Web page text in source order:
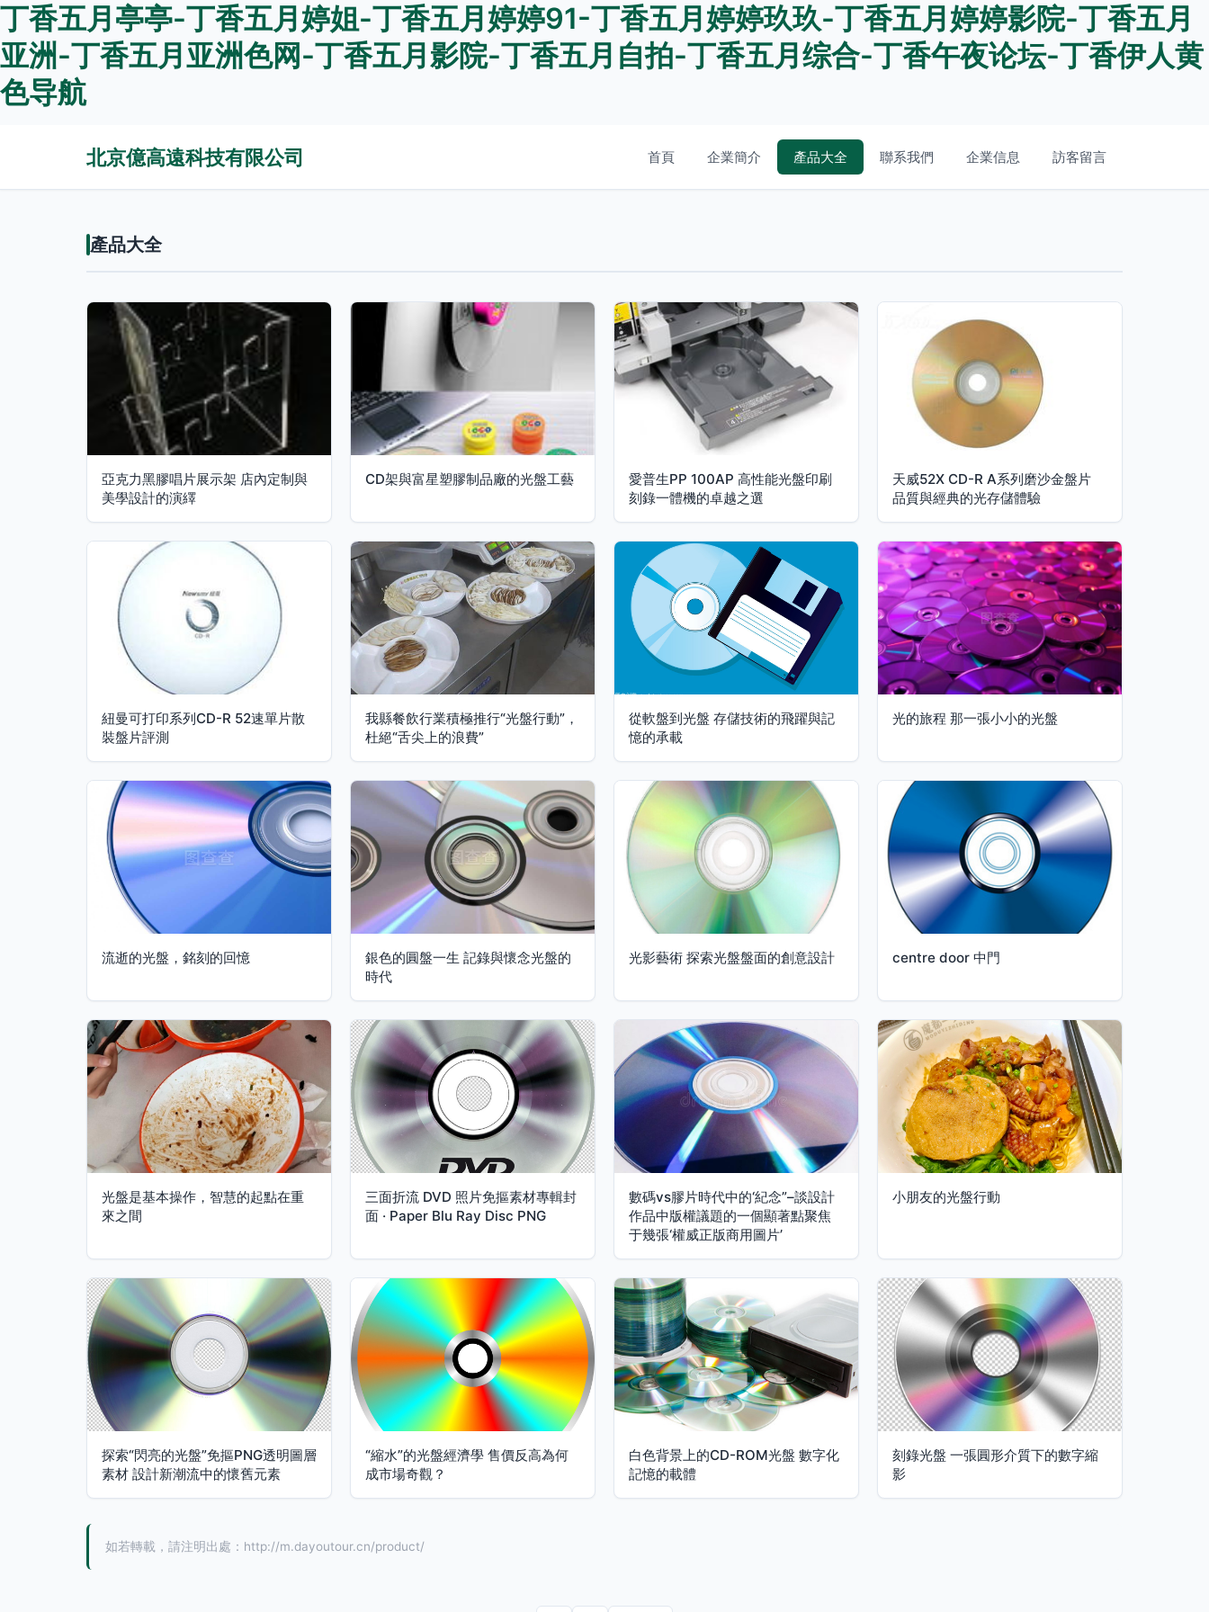
丁香五月亭亭-丁香五月婷姐-丁香五月婷婷91-丁香五月婷婷玖玖-丁香五月婷婷影院-丁香五月
亚洲-丁香五月亚洲色网-丁香五月影院-丁香五月自拍-丁香五月综合-丁香午夜论坛-丁香伊人黄
色导航
北京億高遠科技有限公司 首頁 企業簡介 產品大全 聯系我們 企業信息 訪客留言
產品大全
亞克力黑膠唱片展示架 店內定制與
美學設計的演繹
CD架與富星塑膠制品廠的光盤工藝
愛普生PP 100AP 高性能光盤印刷
刻錄一體機的卓越之選
天威52X CD-R A系列磨沙金盤片
品質與經典的光存儲體驗
紐曼可打印系列CD-R 52速單片散
裝盤片評測
我縣餐飲行業積極推行“光盤行動”，
杜絕“舌尖上的浪費”
從軟盤到光盤 存儲技術的飛躍與記
憶的承載
光的旅程 那一張小小的光盤
流逝的光盤，銘刻的回憶
銀色的圓盤一生 記錄與懷念光盤的
時代
光影藝術 探索光盤盤面的創意設計 centre door 中門
光盤是基本操作，智慧的起點在重
來之間
三面折流 DVD 照片免摳素材專輯封
面 · Paper Blu Ray Disc PNG
數碼vs膠片時代中的‘紀念”–談設計
作品中版權議題的一個顯著點聚焦
于幾張‘權威正版商用圖片’
小朋友的光盤行動
探索“閃亮的光盤”免摳PNG透明圖層
素材 設計新潮流中的懷舊元素
“縮水”的光盤經濟學 售價反高為何
成市場奇觀？
白色背景上的CD-ROM光盤 數字化
記憶的載體
刻錄光盤 一張圓形介質下的數字縮
影
如若轉載，請注明出處：http://m.dayoutour.cn/product/